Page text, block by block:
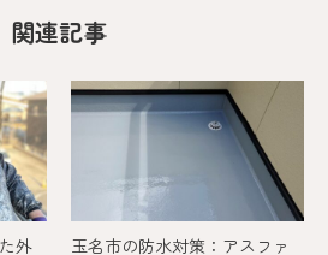
関連記事
外 玉名市の防水対策：アスファ